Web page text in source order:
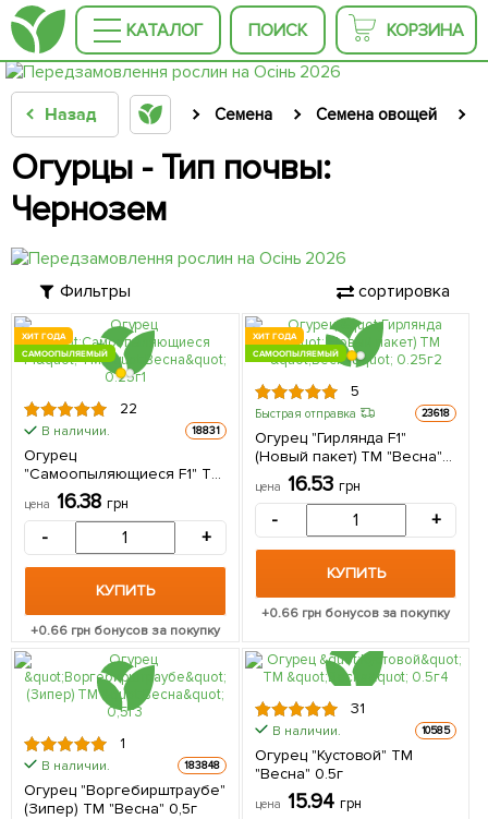
КАТАЛОГ ПОИСК КОРЗИНА
Назад Семена Семена овощей
Огурцы - Тип почвы:
Чернозем
Фильтры сортировка
ХИТ ГОДА
САМООПЫЛЯЕМЫЙ
22
В наличии. 18831
Огурец
"Самоопыляющиеся F1" ТМ
"Весна" 0.25г
(самоопыляемый)
цена 16.38 грн
- +
КУПИТЬ
+0.66 грн бонусов за покупку
ХИТ ГОДА
САМООПЫЛЯЕМЫЙ
5
Быстрая отправка 23618
Огурец "Гирлянда F1"
(Новый пакет) ТМ "Весна"
0.25г (самоопыляемый)
цена 16.53 грн
- +
КУПИТЬ
+0.66грн бонусов за покупку
1
В наличии. 183848
Огурец "Воргебирштраубе"
(Зипер) ТМ "Весна" 0,5г
31
В наличии. 10585
Огурец "Кустовой" ТМ
"Весна" 0.5г
цена 15.94 грн